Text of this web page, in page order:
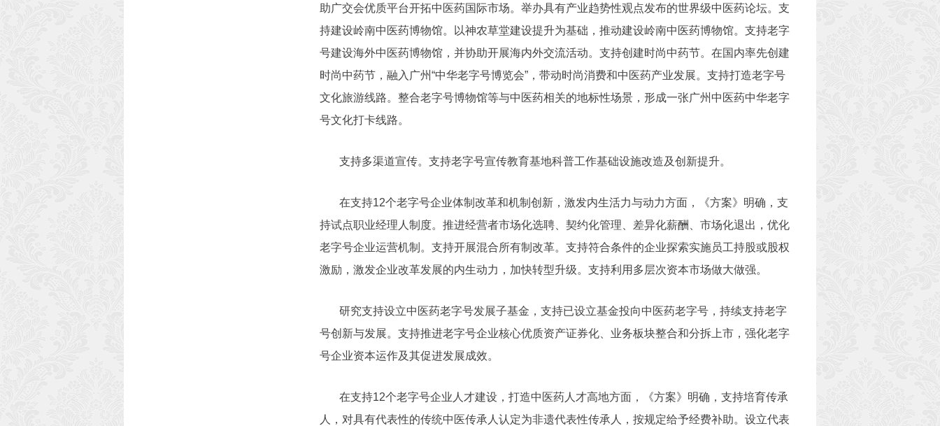
助广交会优质平台开拓中医药国际市场。举办具有产业趋势性观点发布的世界级中医药论坛。支
持建设岭南中医药博物馆。以神农草堂建设提升为基础，推动建设岭南中医药博物馆。支持老字
号建设海外中医药博物馆，并协助开展海内外交流活动。支持创建时尚中药节。在国内率先创建
时尚中药节，融入广州“中华老字号博览会”，带动时尚消费和中医药产业发展。支持打造老字号
文化旅游线路。整合老字号博物馆等与中医药相关的地标性场景，形成一张广州中医药中华老字
号文化打卡线路。
支持多渠道宣传。支持老字号宣传教育基地科普工作基础设施改造及创新提升。
在支持12个老字号企业体制改革和机制创新，激发内生活力与动力方面，《方案》明确，支
持试点职业经理人制度。推进经营者市场化选聘、契约化管理、差异化薪酬、市场化退出，优化
老字号企业运营机制。支持开展混合所有制改革。支持符合条件的企业探索实施员工持股或股权
激励，激发企业改革发展的内生动力，加快转型升级。支持利用多层次资本市场做大做强。
研究支持设立中医药老字号发展子基金，支持已设立基金投向中医药老字号，持续支持老字
号创新与发展。支持推进老字号企业核心优质资产证券化、业务板块整合和分拆上市，强化老字
号企业资本运作及其促进发展成效。
在支持12个老字号企业人才建设，打造中医药人才高地方面，《方案》明确，支持培育传承
人，对具有代表性的传统中医传承人认定为非遗代表性传承人，按规定给予经费补助。设立代表